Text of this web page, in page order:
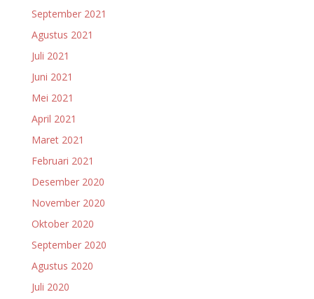
September 2021
Agustus 2021
Juli 2021
Juni 2021
Mei 2021
April 2021
Maret 2021
Februari 2021
Desember 2020
November 2020
Oktober 2020
September 2020
Agustus 2020
Juli 2020